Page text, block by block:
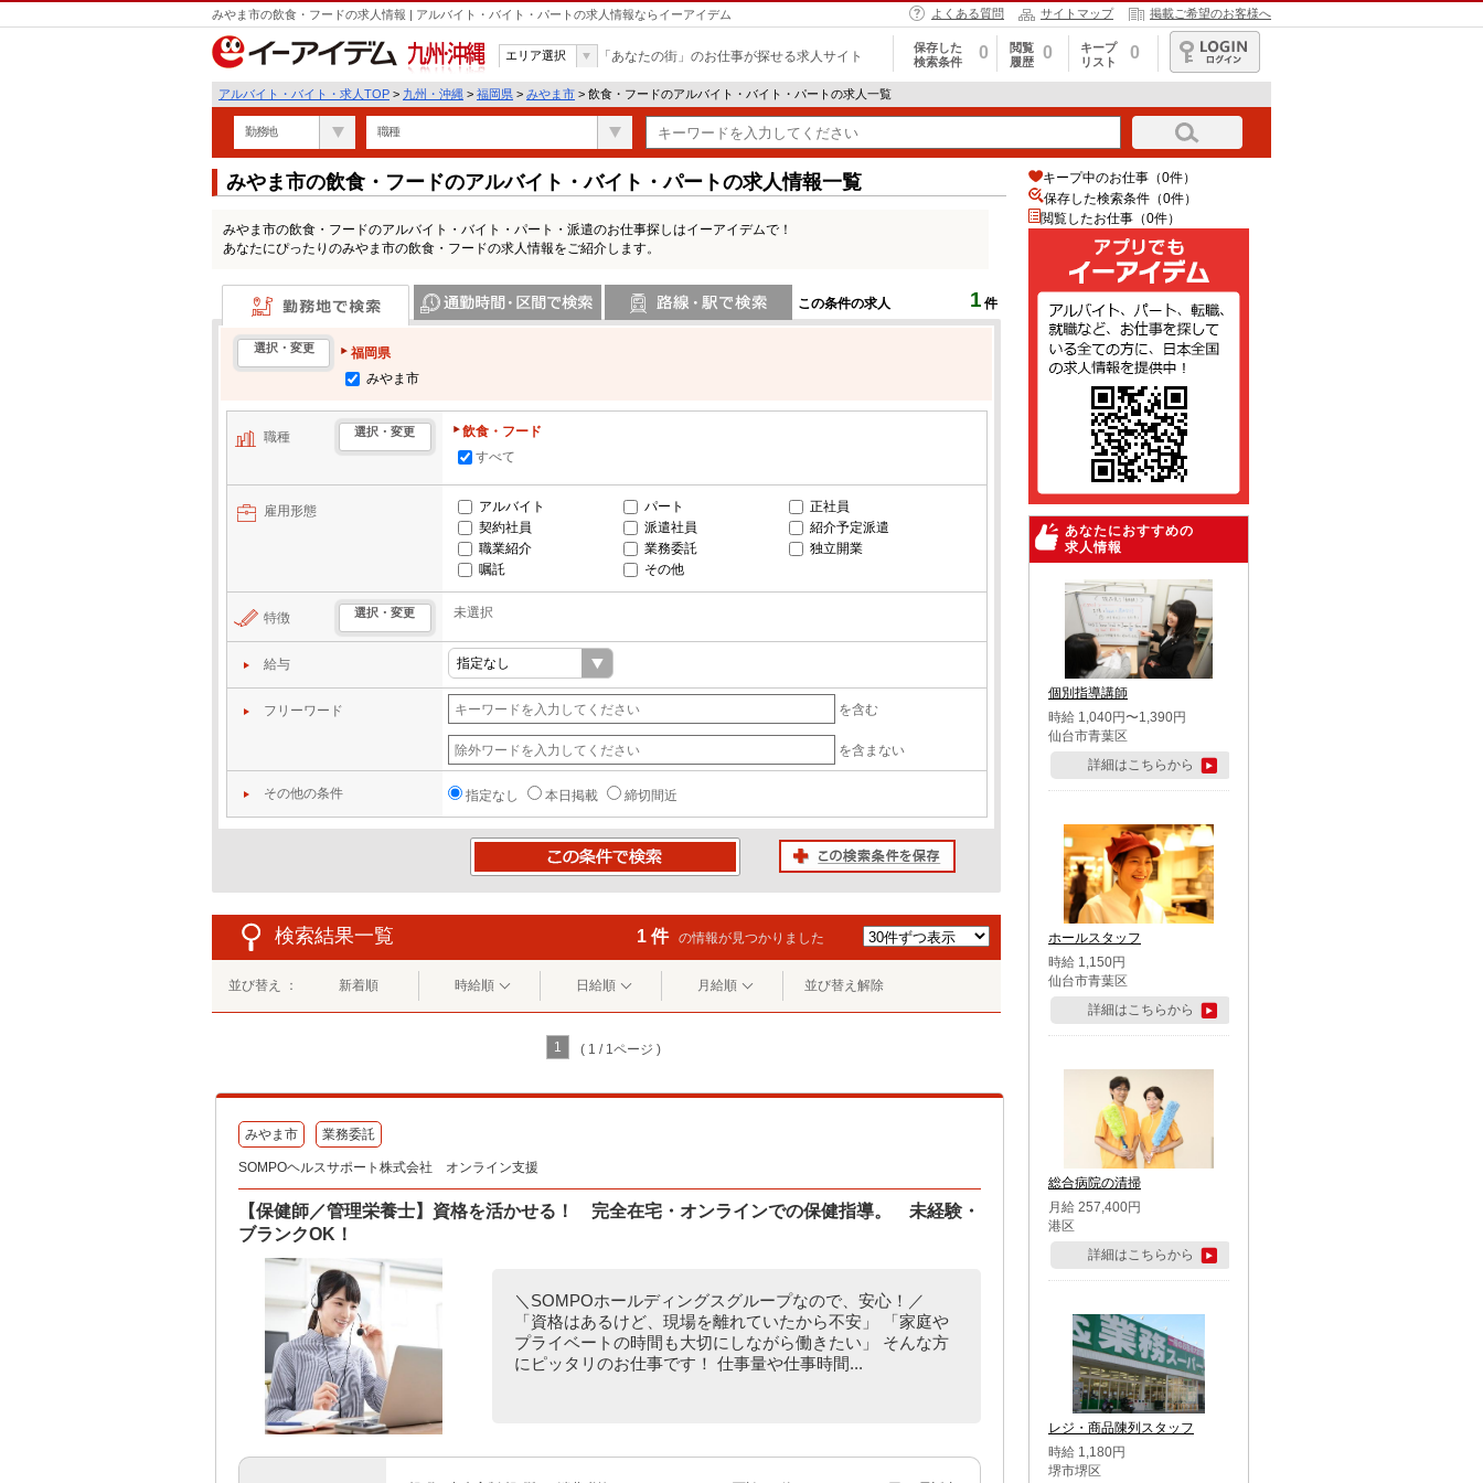
みやま市の飲食・フードの求人情報 | アルバイト・バイト・パートの求人情報ならイーアイデム よくある質問 サイトマップ 掲載ご希望のお客様へ
九州・沖縄
エリア選択 「あなたの街」のお仕事が探せる求人サイト
保存した
検索条件
0
閲覧
履歴
0
キープ
リスト
0
ログイン
アルバイト・バイト・求人TOP > 九州・沖縄 > 福岡県 > みやま市 > 飲食・フードのアルバイト・バイト・パートの求人一覧
勤務地 職種
みやま市の飲食・フードのアルバイト・バイト・パートの求人情報一覧
みやま市の飲食・フードのアルバイト・バイト・パート・派遣のお仕事探しはイーアイデムで！
あなたにぴったりのみやま市の飲食・フードの求人情報をご紹介します。
この条件の求人 1 件
勤務地で検索
選択・変更
福岡県
みやま市
職種 選択・変更
飲食・フード
すべて
雇用形態 アルバイト パート
正社員
契約社員
派遣社員
紹介予定派遣
職業紹介
業務委託
独立開業
嘱託
その他
特徴 選択・変更 未選択
給与
フリーワード を含む
を含まない
その他の条件 指定なし 本日掲載 締切間近
検索結果一覧 1 件 の情報が見つかりました
並び替え ： 新着順 時給順 日給順 月給順 並び替え解除
1 ( 1 / 1ページ )
みやま市 業務委託
SOMPOヘルスサポート株式会社 オンライン支援
【保健師／管理栄養士】資格を活かせる！ 完全在宅・オンラインでの保健指導。 未経験・
ブランクOK！
＼SOMPOホールディングスグループなので、安心！／
「資格はあるけど、現場を離れていたから不安」 「家庭や
プライベートの時間も大切にしながら働きたい」 そんな方
にピッタリのお仕事です！ 仕事量や仕事時間...
キープ中のお仕事（0件）
保存した検索条件（0件）
閲覧したお仕事（0件）
あなたにおすすめの
求人情報
個別指導講師
時給 1,040円〜1,390円
仙台市青葉区
詳細はこちらから
ホールスタッフ
時給 1,150円
仙台市青葉区
詳細はこちらから
総合病院の清掃
月給 257,400円
港区
詳細はこちらから
レジ・商品陳列スタッフ
時給 1,180円
堺市堺区